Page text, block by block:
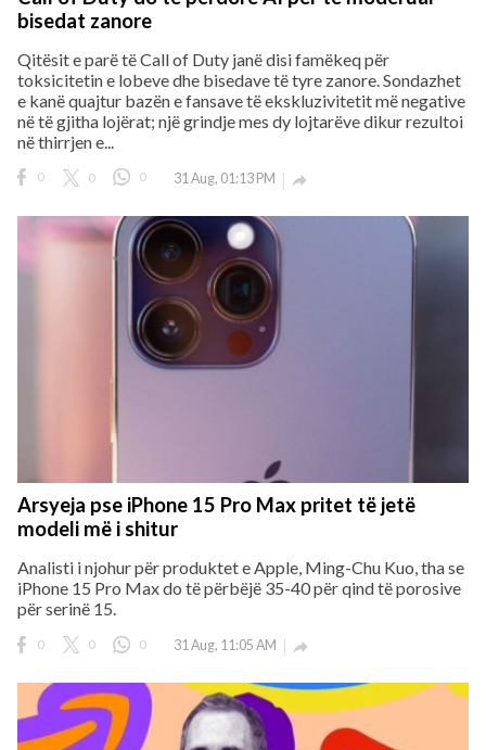
bisedat zanore
Qitësit e parë të Call of Duty janë disi famëkeq për
toksicitetin e lobeve dhe bisedave të tyre zanore. Sondazhet
e kanë quajtur bazën e fansave të ekskluzivitetit më negative
në të gjitha lojërat; një grindje mes dy lojtarëve dikur rezultoi
në thirrjen e...
0 0 0 31 Aug, 01:13 PM 
Arsyeja pse iPhone 15 Pro Max pritet të jetë
modeli më i shitur
Analisti i njohur për produktet e Apple, Ming-Chu Kuo, tha se
iPhone 15 Pro Max do të përbëjë 35-40 për qind të porosive
për serinë 15.
0 0 0 31 Aug, 11:05 AM 